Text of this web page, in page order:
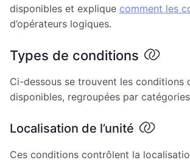
disponibles et explique comment les
d’opérateurs logiques.
Types de conditions
Ci-dessous se trouvent les conditions
disponibles, regroupées par
Localisation de l’unité
Ces conditions contrôlent la